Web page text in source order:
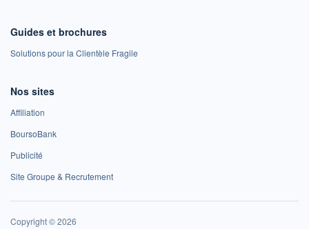
Guides et brochures
Solutions pour la Clientèle Fragile
Nos sites
Affiliation
BoursoBank
Publicité
Site Groupe & Recrutement
Copyright © 2026